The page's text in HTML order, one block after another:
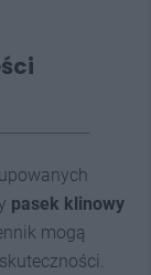
pasek klinowy
mogą